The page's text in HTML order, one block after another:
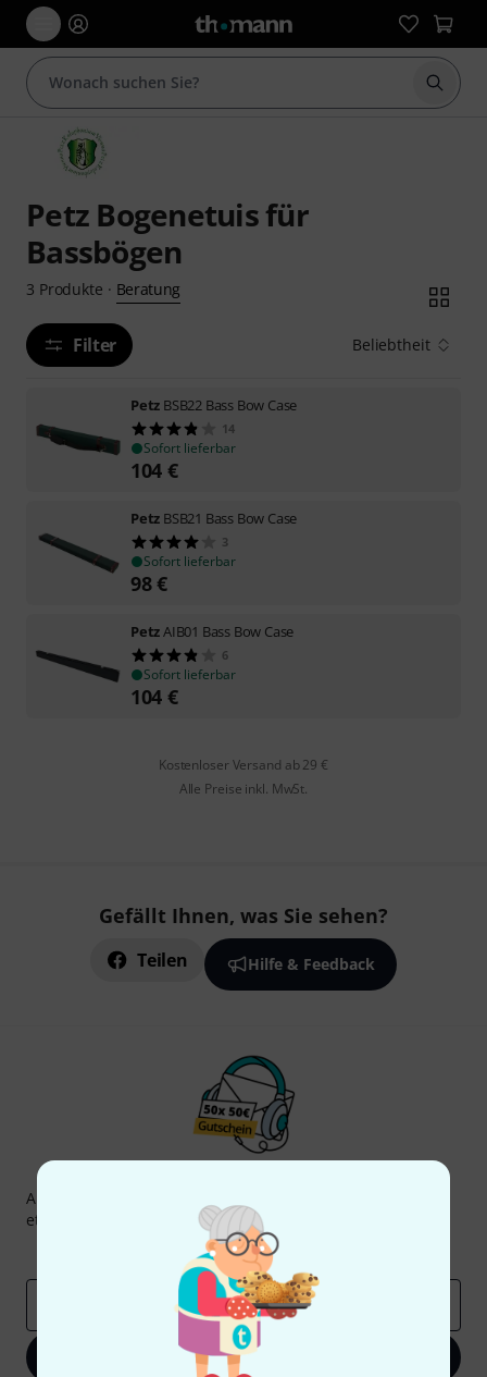
Suche
Petz Bogenetuis für
Bassbögen
3 Produkte · Beratung
Filter Beliebtheit
Petz BSB22 Bass Bow Case
14
Sofort lieferbar
104 €
Petz BSB21 Bass Bow Case
3
Sofort lieferbar
98€
PetzAIB01 Bass Bow Case
6
Sofort lieferbar
104 €
Kostenloser Versand ab 29 €
Alle Preise inkl. MwSt.
Gefällt Ihnen, was Sie sehen?
Teilen Hilfe & Feedback
Abonniere den Thomann Newsletter und gewinne mit
etwas Glück einen von
50 Gutscheinen
Inspirierende Beiträge
Deals
Jetzt anmelden